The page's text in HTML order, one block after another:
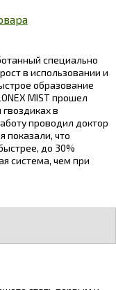
специально
в использовании и
образование
MIST прошел
в
проводил доктор
показали, что
до 30%
система, чем при